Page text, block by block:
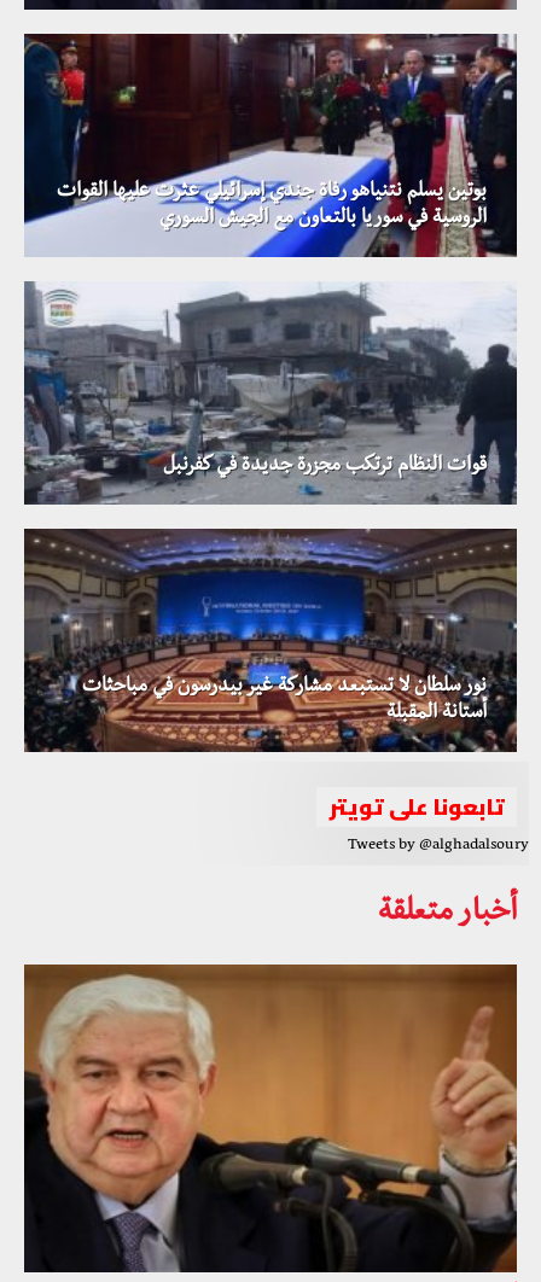
بوتين يسلم نتنياهو رفاة جندي إسرائيلي عثرت عليها القوات
الروسية في سوريا بالتعاون مع الجيش السوري
قوات النظام ترتكب مجزرة جديدة في كفرنبل
نور سلطان لا تستبعد مشاركة غير بيدرسون في مباحثات
أستانة المقبلة
تابعونا على تويتر
Tweets by @alghadalsoury
أخبار متعلقة